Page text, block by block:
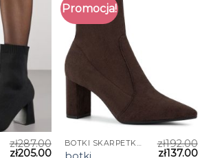
zł287.00
zł205.00
Promocja!
BOTKI SKARPETKOWE zł192.00
zł137.00